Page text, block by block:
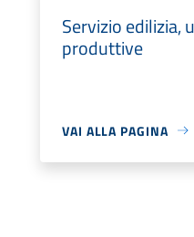
Servizio edilizia,
produttive
VAI ALLA PAGINA